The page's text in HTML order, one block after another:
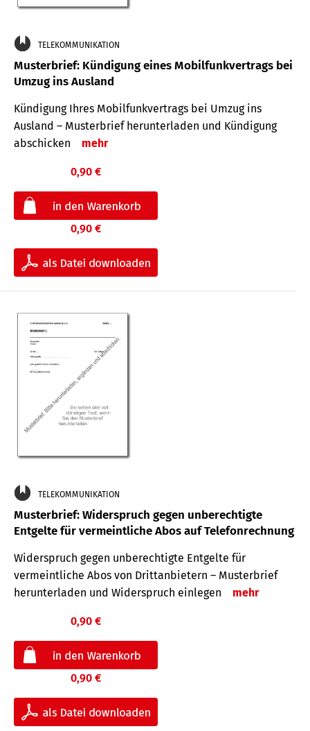
TELEKOMMUNIKATION
Musterbrief: Kündigung eines Mobilfunkvertrags bei
Umzug ins Ausland
Kündigung Ihres Mobilfunkvertrags bei Umzug ins
Ausland – Musterbrief herunterladen und Kündigung
abschicken
mehr
0,90 €
0,90 €
TELEKOMMUNIKATION
Musterbrief: Widerspruch gegen unberechtigte
Entgelte für vermeintliche Abos auf Telefonrechnung
Widerspruch gegen unberechtigte Entgelte für
vermeintliche Abos von Drittanbietern – Musterbrief
herunterladen und Widerspruch einlegen
mehr
0,90 €
0,90 €